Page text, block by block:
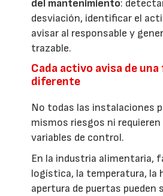
del mantenimiento:
desviación, identificar el
avisar al responsable y
trazable.
Cada activo avisa de
diferente
No todas las instalaciones
mismos riesgos ni
variables de control.
En la industria alimentaria,
logística, la temperatura, la
apertura de puertas pueden